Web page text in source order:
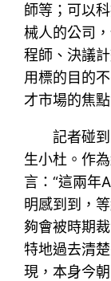
師等；可以
械人的公司
程師、決議
用標的目的
才市場的焦
記者碰
生小杜。作
言：“這兩年
明感到到，
夠會被時期
特地過去清
現，本身今